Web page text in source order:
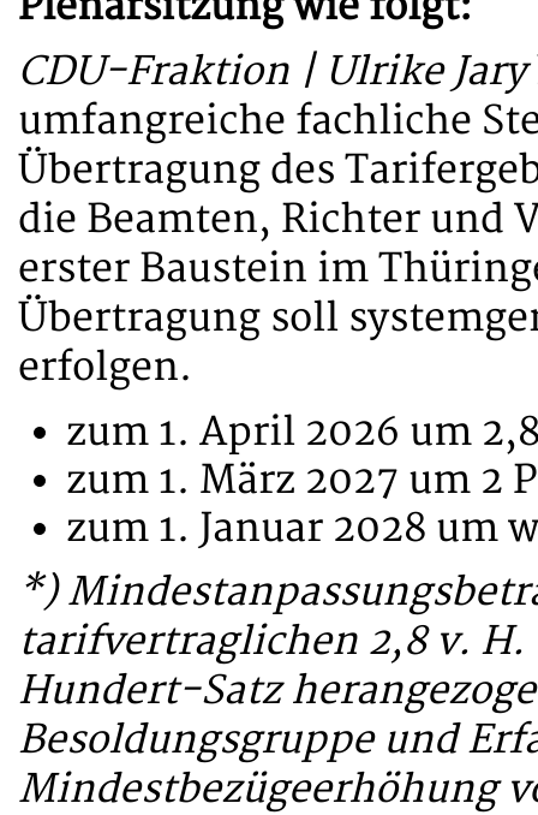
CDU-Fraktion | Ulrike Jary
umfangreiche fachliche
Übertragung des
die Beamten, Richter und
erster Baustein im
Übertragung soll
erfolgen.
zum 1. April 2026 um
zum 1. März 2027 um 2
zum 1. Januar 2028 um
*)
tarifvertraglichen 2,8 v.
Hundert-Satz
Besoldungsgruppe und
Mindestbezügeerhöhung